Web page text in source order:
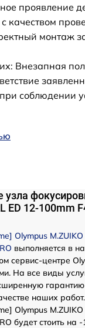
проявление
качеством
монтаж
Внезапная
соблюдении
узла
ED 12‑100mm
Olympus
выполняется в
сервис-центре
На все виды
наших работ.
Olympus
будет стоить